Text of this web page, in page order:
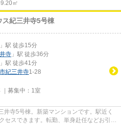
㎡
ス紀三井寺5号棟
」駅 徒歩15分
寺 」駅 徒歩36分
」駅 徒歩41分
紀三井寺1-28
募集中： 1室
寺5号棟。新築マンションです。駅近く
セスできます。転勤、単身赴任などお引越